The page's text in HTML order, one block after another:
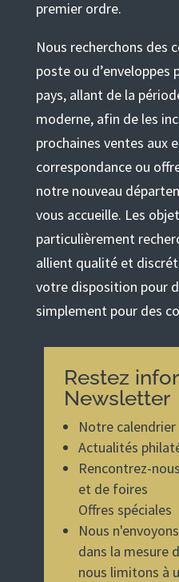
premier ordre.
Nous recherchons des
poste ou d’enveloppes
pays, allant de la
moderne, afin de les
prochaines ventes aux
correspondance ou
notre nouveau
vous accueille. Les
particulièrement
allient qualité et
votre disposition pour
simplement pour des
Restez
Newsletter
Notre calendrier
Actualités
Rencontrez-
et de foires
Offres spéciales
Nous
dans la mesure
nous limitons à